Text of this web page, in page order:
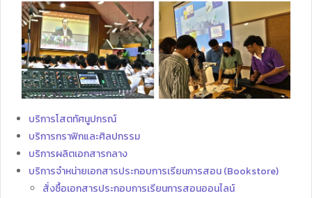
บริการโสตทัศนูปกรณ์
บริการกราฟิกและศิลปกรรม
บริการผลิตเอกสารกลาง
บริการจำหน่ายเอกสารประกอบการเรียนการสอน (Bookstore)
สั่งซื้อเอกสารประกอบการเรียนการสอนออนไลน์